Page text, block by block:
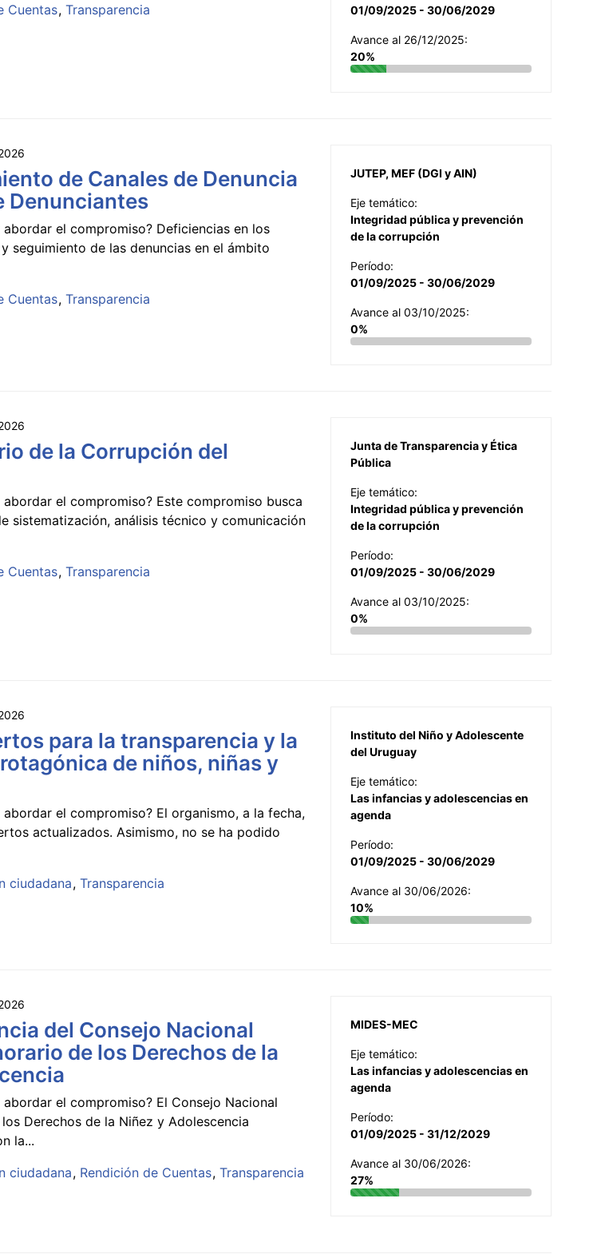
Cuentas Transparencia
01/09/2025 - 30/06/2029
Avance al 26/12/2025:
20%
de Canales de Denuncia
Denunciantes
el compromiso? Deficiencias en los
seguimiento de las denuncias en el ámbito
Cuentas Transparencia
JUTEP, MEF (DGI y AIN)
Eje temático:
Integridad pública y prevención
de la corrupción
Período:
01/09/2025 - 30/06/2029
Avance al 03/10/2025:
0%
de la Corrupción del
el compromiso? Este compromiso busca
sistematización, análisis técnico y comunicación
Cuentas Transparencia
Junta de Transparencia y Ética
Pública
Eje temático:
Integridad pública y prevención
de la corrupción
Período:
01/09/2025 - 30/06/2029
Avance al 03/10/2025:
0%
para la transparencia y la
de niños, niñas y
el compromiso? El organismo, a la fecha,
actualizados. Asimismo, no se ha podido
ciudadana Transparencia
Instituto del Niño y Adolescente
del Uruguay
Eje temático:
Las infancias y adolescencias en
agenda
Período:
01/09/2025 - 30/06/2029
Avance al 30/06/2026:
10%
del Consejo Nacional
de los Derechos de la
el compromiso? El Consejo Nacional
Derechos de la Niñez y Adolescencia
la...
ciudadana Rendición de Cuentas Transparencia
MIDES-MEC
Eje temático:
Las infancias y adolescencias en
agenda
Período:
01/09/2025 - 31/12/2029
Avance al 30/06/2026:
27%